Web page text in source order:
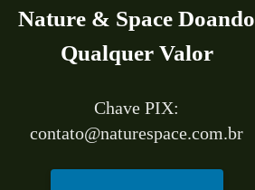
Nature & Space Doando
Qualquer Valor
Chave PIX:
contato@naturespace.com.br